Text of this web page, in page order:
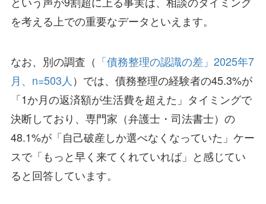
を考える上での重要なデータといえます。
なお、別の調査（ 「債務整理の認識の差」2025年7
月、n=503人 ）では、債務整理の経験者の45.3%が
「1か月の返済額が生活費を超えた」タイミングで
決断しており、専門家（弁護士・司法書士）の
48.1%が「自己破産しか選べなくなっていた」ケー
スで「もっと早く来てくれていれば」と感じてい
ると回答しています。